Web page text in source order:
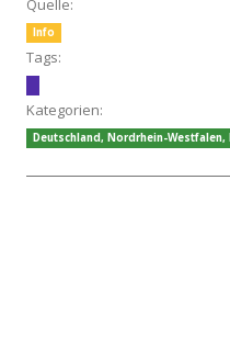
Quelle:
Info
Tags:
Kategorien:
Deutschland, Nordrhein-Westfalen,